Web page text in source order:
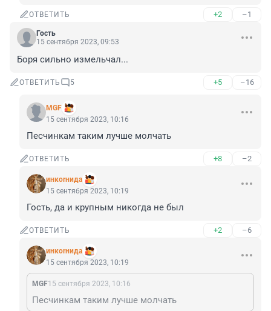
ОТВЕТИТЬ +2 –1
Гость
15 сентября 2023, 09:53
Боря сильно измельчал...
ОТВЕТИТЬ 5 +5 –16
MGF
15 сентября 2023, 10:16
Песчинкам таким лучше молчать
ОТВЕТИТЬ +8 –2
инкоrнида
15 сентября 2023, 10:19
Гость, да и крупным никогда не был
ОТВЕТИТЬ +2 –6
инкоrнида
15 сентября 2023, 10:19
MGF15 сентября 2023, 10:16
Песчинкам таким лучше молчать